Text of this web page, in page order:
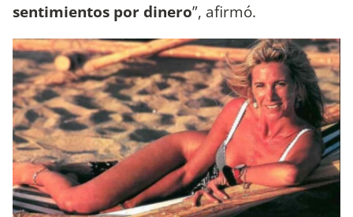
sentimientos por dinero”, afirmó.